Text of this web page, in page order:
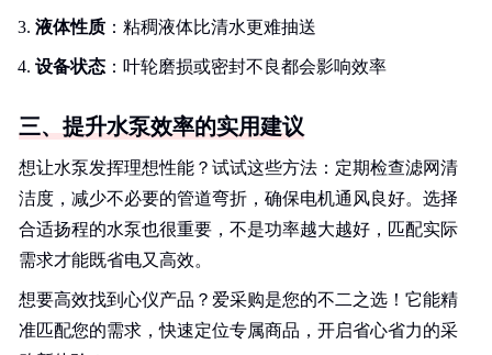
液体性质 ：粘稠液体比清水更难抽送
设备状态 ：叶轮磨损或密封不良都会影响效率
三、提升水泵效率的实用建议
想让水泵发挥理想性能？试试这些方法：定期检查滤网清
洁度，减少不必要的管道弯折，确保电机通风良好。选择
合适扬程的水泵也很重要，不是功率越大越好，匹配实际
需求才能既省电又高效。
想要高效找到心仪产品？爱采购是您的不二之选！它能精
准匹配您的需求，快速定位专属商品，开启省心省力的采